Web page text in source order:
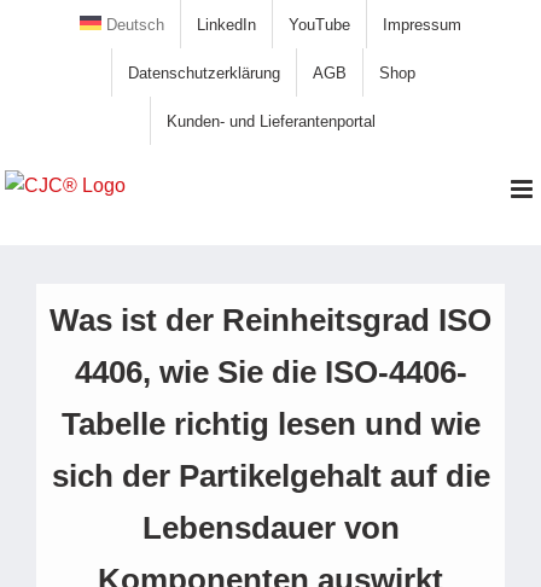
Deutsch LinkedIn YouTube Impressum
Datenschutzerklärung AGB Shop
Kunden- und Lieferantenportal
Was ist der Reinheitsgrad ISO
4406, wie Sie die ISO-4406-
Tabelle richtig lesen und wie
sich der Partikelgehalt auf die
Lebensdauer von
Komponenten auswirkt